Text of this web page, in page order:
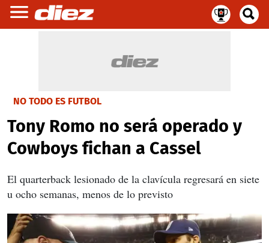
NO TODO ES FUTBOL
Tony Romo no será operado y
Cowboys fichan a Cassel
El quarterback lesionado de la clavícula regresará en siete
u ocho semanas, menos de lo previsto